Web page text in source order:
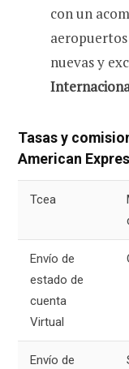
con un
nuevas y
Tasas y
American
Tcea
Envío de
estado de
cuenta
Virtual
Envío de